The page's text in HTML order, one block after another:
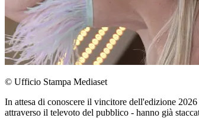
© Ufficio Stampa Mediaset
In attesa di conoscere il vincitore dell'edizione 2026
attraverso il televoto del pubblico - hanno già